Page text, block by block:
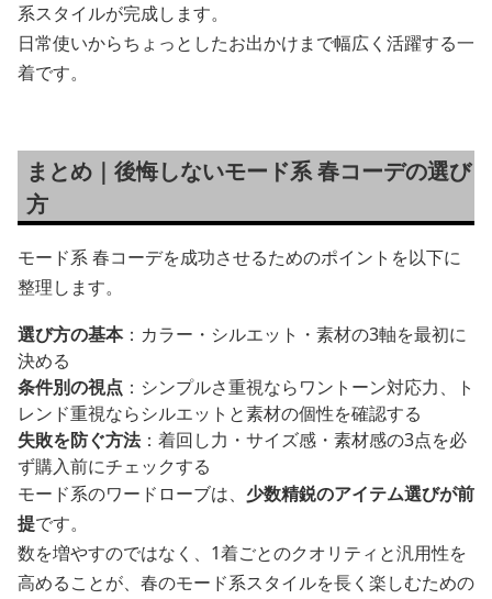
系スタイルが完成します。
日常使いからちょっとしたお出かけまで幅広く活躍する一
着です。
まとめ｜後悔しないモード系 春コーデの選び
方
モード系 春コーデを成功させるためのポイントを以下に
整理します。
選び方の基本：カラー・シルエット・素材の3軸を最初に
決める
条件別の視点 ：シンプルさ重視ならワントーン対応力、ト
レンド重視ならシルエットと素材の個性を確認する
失敗を防ぐ方法：着回し力・サイズ感・素材感の3点を必
ず購入前にチェックする
モード系のワードローブは、 少数精鋭のアイテム選びが前
提です。
数を増やすのではなく、1着ごとのクオリティと汎用性を
高めることが、春のモード系スタイルを長く楽しむための